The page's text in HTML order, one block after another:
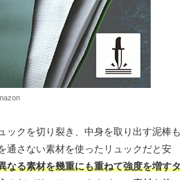
ックを切り裂き、中身を取り出す泥棒も
通さない素材を使ったリュックだと安
なる素材を幾重にも重ねて強度を増すタ